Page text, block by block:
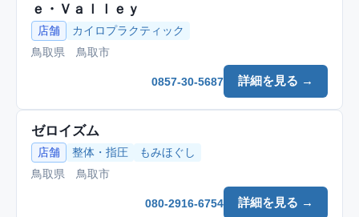
ｅ・Ｖａｌｌｅｙ
店舗
カイロプラクティック
鳥取県 鳥取市
詳細を見る →
0857-30-5687
ゼロイズム
店舗 整体・指圧
もみほぐし
鳥取県 鳥取市
詳細を見る →
080-2916-6754